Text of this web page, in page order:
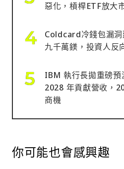
惡化，槓桿ETF放大
Coldcard冷錢包漏
九千萬鎂，投資人反
IBM 執行長拋重磅
2028 年貢獻營收，
商機
你可能也會感興趣